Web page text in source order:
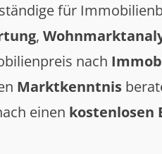
für
,
nach
Marktkenntnis
einen kostenlosen